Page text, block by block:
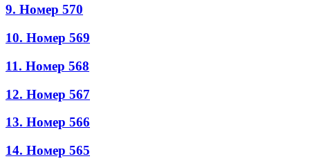
9. Номер 570
10. Номер 569
11. Номер 568
12. Номер 567
13. Номер 566
14. Номер 565